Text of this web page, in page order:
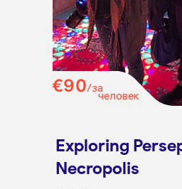
€90/за
человек
Exploring
Necropolis